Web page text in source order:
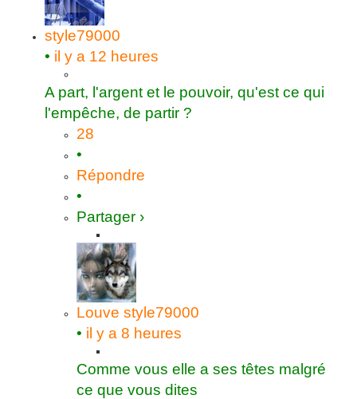
style79000
• il y a 12 heures
A part, l'argent et le pouvoir, qu'est ce qui
l'empêche, de partir ?
28
•
Répondre
•
Partager ›
Louve style79000
• il y a 8 heures
Comme vous elle a ses têtes malgré
ce que vous dites